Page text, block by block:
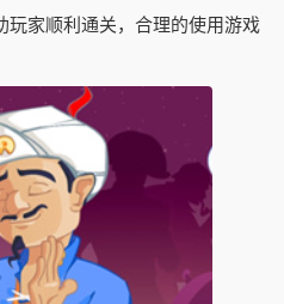
玩家顺利通关，合理的使用游戏